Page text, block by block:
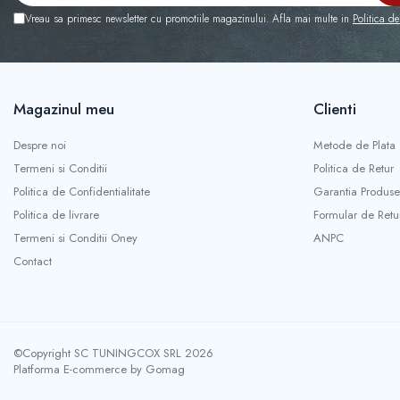
Capace r14 Mazda
Capace r14 Nissan
Capace r14 Seat
Capace r14 Skoda
Capace r14 Toyota
Capace r14 Volvo
Capace r14 VW
Capace roti marimea 15'
Capace r15 Alfa Romeo
Capace r15 Citroen
Capace r15 Dacia
Vreau sa primesc newsletter cu promotiile magazinului. Afla mai multe in Politica
Magazinul meu
Despre noi
Termeni si Conditii
Politica de Confidentialitate
Politica de livrare
Termeni si Conditii Oney
Contact
Clienti
Metode de Plata
Politica de Retur
Garantia
Formular de
ANPC
©Copyright SC TUNINGCOX SRL 2026
Platforma E-commerce by Gomag